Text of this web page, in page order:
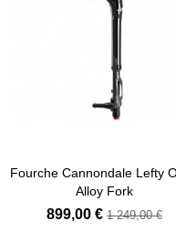
Fourche Cannondale Lefty
Alloy Fork
899,00 € 1 249,00 €